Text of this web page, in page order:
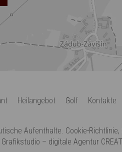
Heilangebot Golf Kontakte
Aufenthalte. Cookie-Richtlinie,
Grafikstudio – digitale Agentur